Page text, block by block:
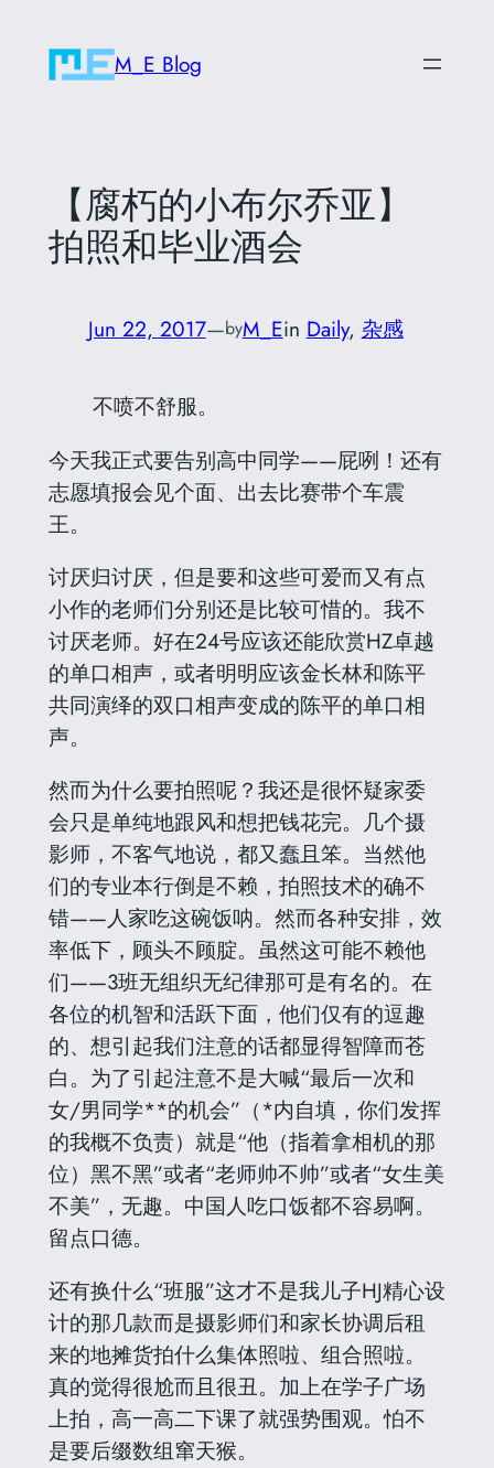
content
M_E Blog
【腐朽的小布尔乔亚】
拍照和毕业酒会
Jun 22, 2017—byM_Ein Daily, 杂感
不喷不舒服。
今天我正式要告别高中同学——屁咧！还有
志愿填报会见个面、出去比赛带个车震
王。
讨厌归讨厌，但是要和这些可爱而又有点
小作的老师们分别还是比较可惜的。我不
讨厌老师。好在24号应该还能欣赏HZ卓越
的单口相声，或者明明应该金长林和陈平
共同演绎的双口相声变成的陈平的单口相
声。
然而为什么要拍照呢？我还是很怀疑家委
会只是单纯地跟风和想把钱花完。几个摄
影师，不客气地说，都又蠢且笨。当然他
们的专业本行倒是不赖，拍照技术的确不
错——人家吃这碗饭呐。然而各种安排，效
率低下，顾头不顾腚。虽然这可能不赖他
们——3班无组织无纪律那可是有名的。在
各位的机智和活跃下面，他们仅有的逗趣
的、想引起我们注意的话都显得智障而苍
白。为了引起注意不是大喊“最后一次和
女/男同学**的机会”（*内自填，你们发挥
的我概不负责）就是“他（指着拿相机的那
位）黑不黑”或者“老师帅不帅”或者“女生美
不美”，无趣。中国人吃口饭都不容易啊。
留点口德。
还有换什么“班服”这才不是我儿子HJ精心设
计的那几款而是摄影师们和家长协调后租
来的地摊货拍什么集体照啦、组合照啦。
真的觉得很尬而且很丑。加上在学子广场
上拍，高一高二下课了就强势围观。怕不
是要后缀数组窜天猴。